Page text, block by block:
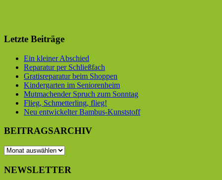
Letzte Beiträge
Ein kleiner Abschied
Reparatur per Schließfach
Gratisreparatur beim Shoppen
Kindergarten im Seniorenheim
Mutmachender Spruch zum Sonntag
Flieg, Schmetterling, flieg!
Neu entwickelter Bambus-Kunststoff
BEITRAGSARCHIV
BEITRAGSARCHIV
NEWSLETTER